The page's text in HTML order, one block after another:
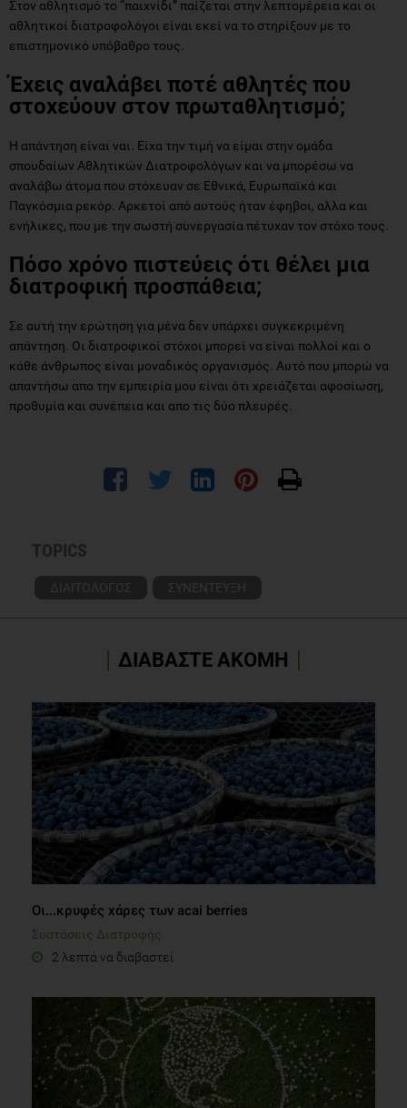
Στον αθλητισμό το “παιχνίδι” παίζεται στην λεπτομέρεια και οι
αθλητικοί διατροφολόγοι είναι εκεί να το στηρίξουν με το
επιστημονικό υπόβαθρο τους.
Έχεις αναλάβει ποτέ αθλητές που
στοχεύουν στον πρωταθλητισμό;
Η απάντηση είναι ναι. Είχα την τιμή να είμαι στην ομάδα
σπουδαίων Αθλητικών Διατροφολόγων και να μπορέσω να
αναλάβω άτομα που στόχευαν σε Εθνικά, Ευρωπαϊκά και
Παγκόσμια ρεκόρ. Αρκετοί από αυτούς ήταν έφηβοι, αλλα και
ενήλικες, που με την σωστή συνεργασία πέτυχαν τον στόχο τους.
Πόσο χρόνο πιστεύεις ότι θέλει μια
διατροφική προσπάθεια;
Σε αυτή την ερώτηση για μένα δεν υπάρχει συγκεκριμένη
απάντηση. Οι διατροφικοί στόχοι μπορεί να είναι πολλοί και ο
κάθε άνθρωπος είναι μοναδικός οργανισμός. Αυτό που μπορώ να
απαντήσω απο την εμπειρία μου είναι ότι χρειάζεται αφοσίωση,
προθυμία και συνέπεια και απο τις δύο πλευρές.
TOPICS
ΔΙΑΙΤΟΛΟΓΟΣ ΣΥΝΕΝΤΕΥΞΗ
ΔΙΑΒΑΣΤΕ ΑΚΟΜΗ
Οι...κρυφές χάρες των acai berries
Συστάσεις Διατροφής
2 λεπτά να διαβαστεί